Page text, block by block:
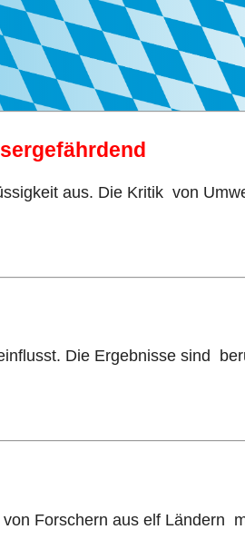
aus. Die Kritik von
Die Ergebnisse sind
Forschern aus elf Ländern